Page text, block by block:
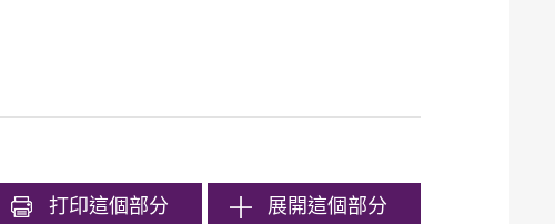
打印這個部分 展開這個部分